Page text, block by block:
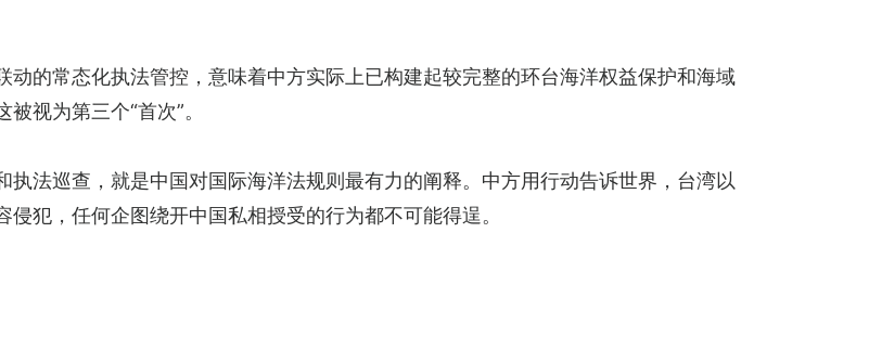
的常态化执法管控，意味着中方实际上已构建起较完整的环台海洋权益保护和海域
视为第三个“首次”。
法巡查，就是中国对国际海洋法规则最有力的阐释。中方用行动告诉世界，台湾以
犯，任何企图绕开中国私相授受的行为都不可能得逞。